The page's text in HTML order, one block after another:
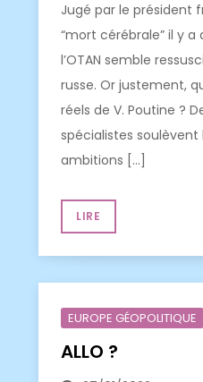
Jugé par le président
“mort cérébrale” il y a
l’OTAN semble
russe. Or justement,
réels de V. Poutine ?
spécialistes soulèvent
ambitions […]
LIRE
EUROPE GÉOPOLITIQUE
ALLO ?